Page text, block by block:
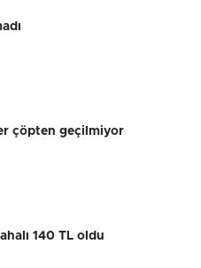
çöpten geçilmiyor
140 TL oldu